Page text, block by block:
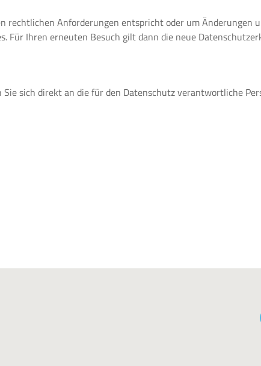
rechtlichen Anforderungen entspricht oder um Änderungen
Für Ihren erneuten Besuch gilt dann die neue
sich direkt an die für den Datenschutz verantwortliche